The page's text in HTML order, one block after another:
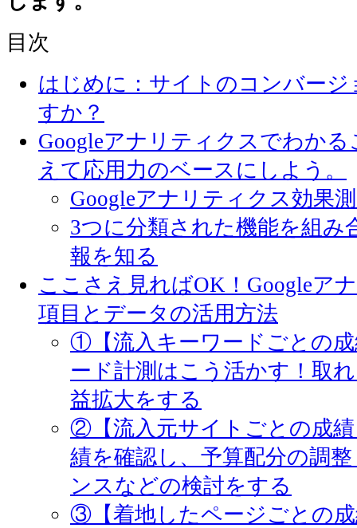
目次
はじめに：サイトのコンバー
すか？
Googleアナリティクスでわか
えて応用力のベースにしよう。
Googleアナリティクス効果
3つに分類された機能を組み
報を知る
ここさえ見ればOK！Googleア
項目とデータの活用方法
①【流入キーワードごとの
ード計測はこう活かす！取
益拡大をする
②【流入元サイトごとの成
績を確認し、予算配分の調
ンスなどの検討をする
③【着地したページごとの